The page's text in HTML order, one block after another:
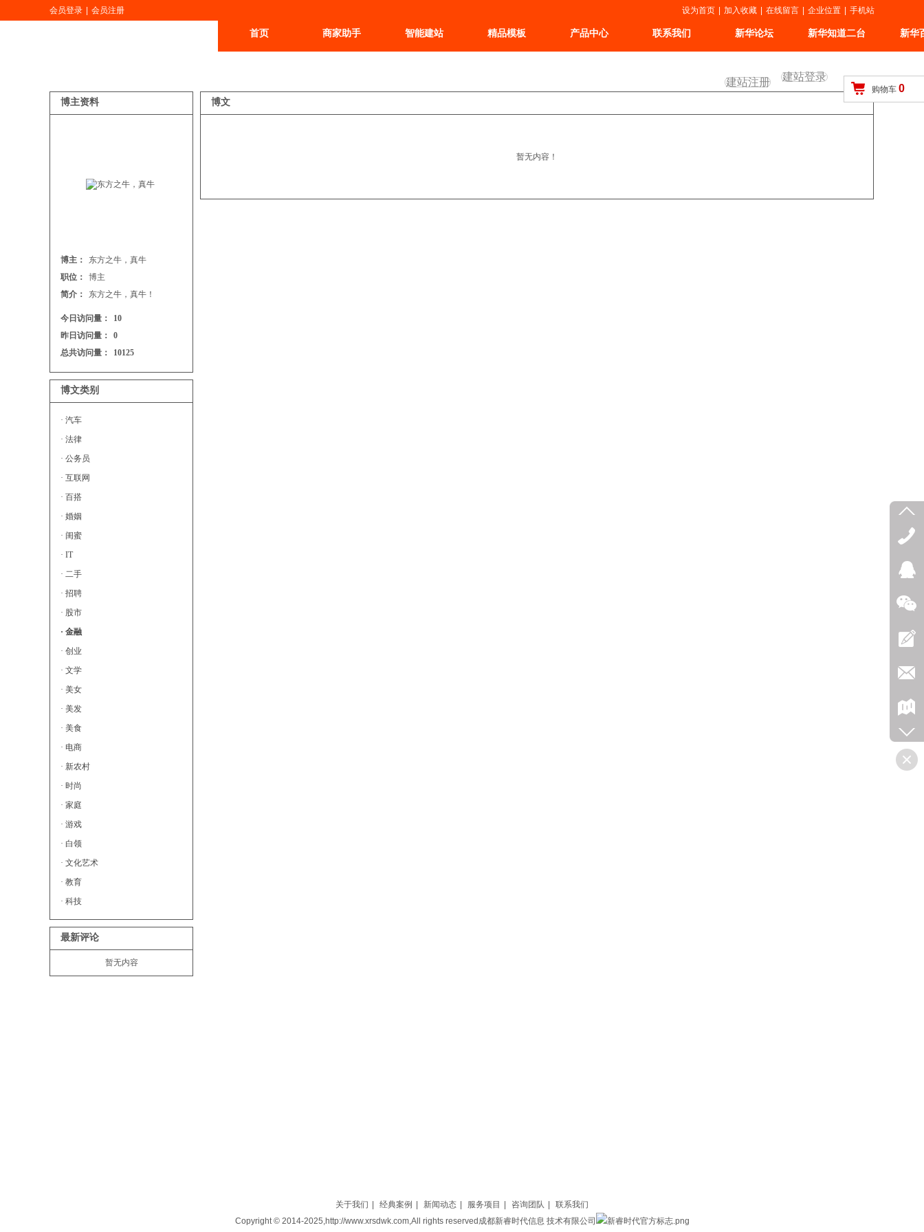
建站注册 建站登录
购物车 0
首页 商家助手 智能建站 精品模板 产品中心 联系我们 新华论坛 新华知道二台 新华
会员登录 会员注册 设为首页 加入收藏 在线留言 企业位置 手机站
博主资料
博主：
东方之牛，真牛
职位：
博主
简介：
东方之牛，真牛！
今日访问量：
10
昨日访问量：
0
总共访问量：
10125
博文类别
· 汽车
· 法律
· 公务员
· 互联网
· 百搭
· 婚姻
· 闺蜜
· IT
· 二手
· 招聘
· 股市
· 金融
· 创业
· 文学
· 美女
· 美发
· 美食
· 电商
· 新农村
· 时尚
· 家庭
· 游戏
· 白领
· 文化艺术
· 教育
· 科技
最新评论
暂无内容
博文
暂无内容！
关于我们 经典案例 新闻动态 服务项目 咨询团队
联系我们
Copyright © 2014-2025,http://www.xrsdwk.com,All rights reserved成都新睿时代信息 技术有限公司